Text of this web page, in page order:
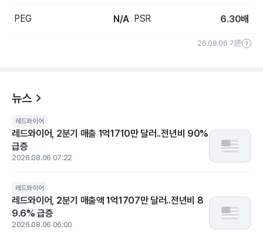
PEG N/A PSR 6.30배
26.08.06 기준
뉴스
레드와이어
레드와이어, 2분기 매출 1억1710만 달러..전년비 90%
급증
2026.08.06 07:22
레드와이어
레드와이어, 2분기 매출액 1억1707만 달러..전년비 8
9.6% 급증
2026.08.06 06:00